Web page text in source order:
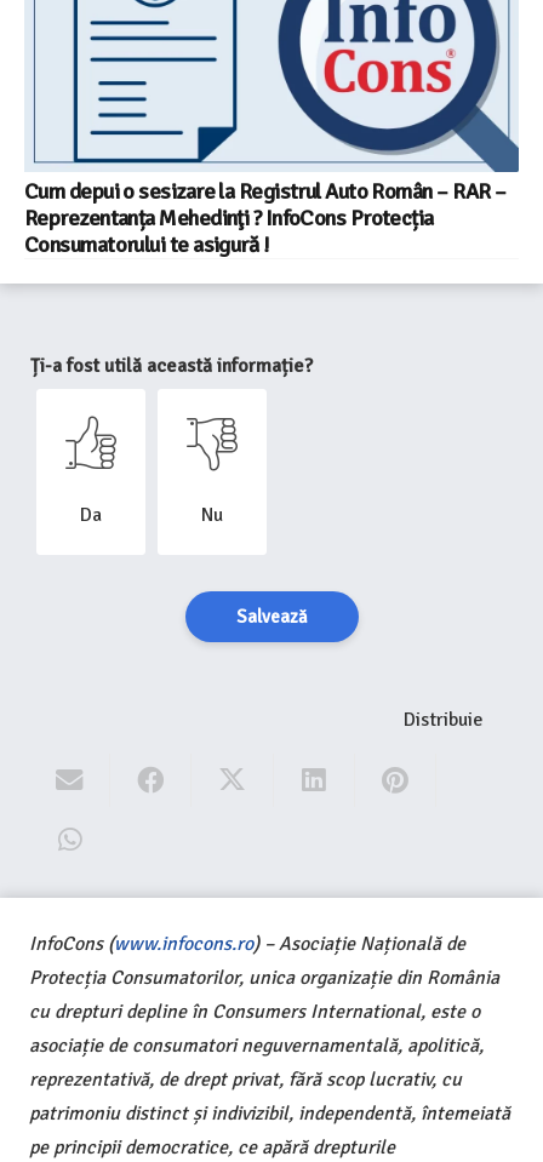
Cum depui o sesizare la Registrul Auto Român – RAR –
Reprezentanța Mehedinţi ? InfoCons Protecția
Consumatorului te asigură !
Ți-a fost utilă această informație?
Da Nu
Salvează
Distribuie
InfoCons (www.infocons.ro) – Asociație Națională de
Protecția Consumatorilor, unica organizație din România
cu drepturi depline în Consumers International, este o
asociație de consumatori neguvernamentală, apolitică,
reprezentativă, de drept privat, fără scop lucrativ, cu
patrimoniu distinct și indivizibil, independentă, întemeiată
pe principii democratice, ce apără drepturile